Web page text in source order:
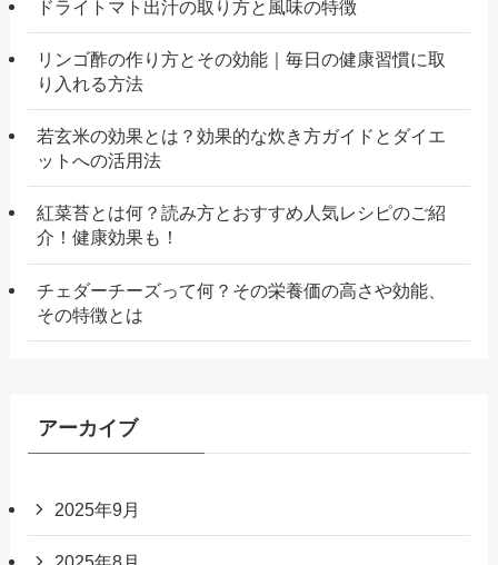
ドライトマト出汁の取り方と風味の特徴
リンゴ酢の作り方とその効能｜毎日の健康習慣に取
り入れる方法
若玄米の効果とは？効果的な炊き方ガイドとダイエ
ットへの活用法
紅菜苔とは何？読み方とおすすめ人気レシピのご紹
介！健康効果も！
チェダーチーズって何？その栄養価の高さや効能、
その特徴とは
アーカイブ
2025年9月